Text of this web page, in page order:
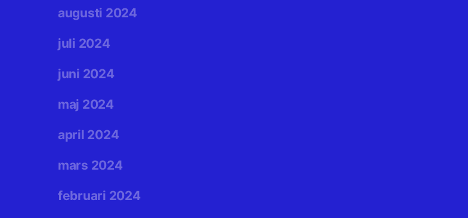
augusti 2024
juli 2024
juni 2024
maj 2024
april 2024
mars 2024
februari 2024